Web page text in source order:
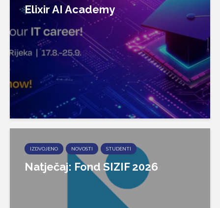
Elixir AI Academy
IZDVOJENO NOVOSTI STUDENTI
Natječaj: Fond SIZIF 2026